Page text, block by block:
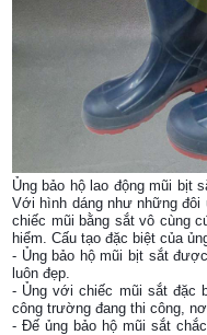
Ủng bảo hộ lao động mũi bịt
Với hình dáng như những đôi
chiếc mũi bằng sắt vô cùng
hiểm. Cấu tạo đặc biệt của
- Ủng bảo hộ mũi bịt sắt
luôn đẹp.
- Ủng với chiếc mũi sắt đặc
công trường đang thi công,
- Đế ủng bảo hộ mũi sắt